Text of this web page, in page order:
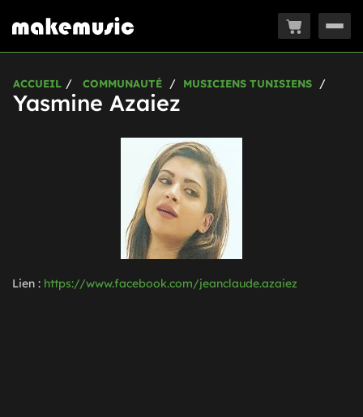
ACCUEIL COMMUNAUTÉ MUSICIENS TUNISIENS
Yasmine Azaiez
Lien : https://www.facebook.com/jeanclaude.azaiez